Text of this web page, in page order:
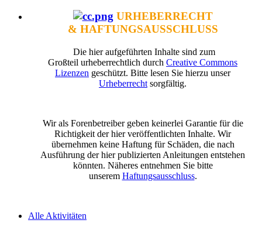
URHEBERRECHT
& HAFTUNGSAUSSCHLUSS
Die hier aufgeführten Inhalte sind zum
Großteil urheberrechtlich durch Creative Commons
Lizenzen geschützt. Bitte lesen Sie hierzu unser
Urheberrecht sorgfältig.
Wir als Forenbetreiber geben keinerlei Garantie für die
Richtigkeit der hier veröffentlichten Inhalte. Wir
übernehmen keine Haftung für Schäden, die nach
Ausführung der hier publizierten Anleitungen entstehen
könnten. Näheres entnehmen Sie bitte
unserem Haftungsausschluss.
Alle Aktivitäten